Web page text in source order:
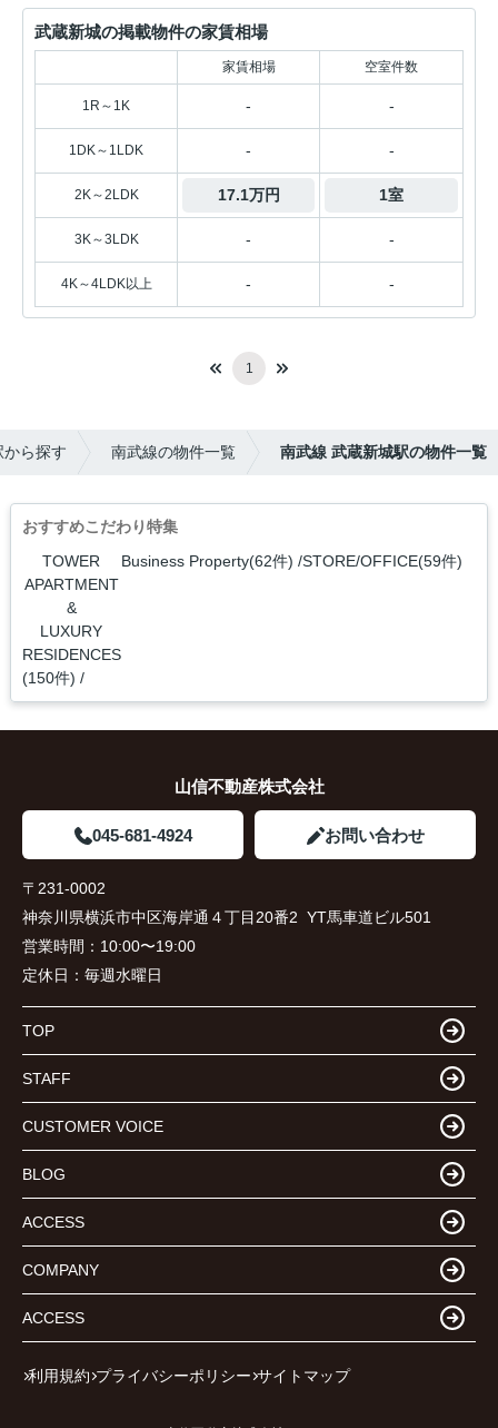
武蔵新城の掲載物件の家賃相場
家賃相場 空室件数
1R～1K - -
1DK～1LDK - -
2K～2LDK 17.1万円 1室
3K～3LDK - -
4K～4LDK以上 - -
1
ら探す 南武線の物件一覧 南武線 武蔵新城駅の物件一覧
おすすめこだわり特集
TOWER
APARTMENT
&
LUXURY
RESIDENCES
(150件)
Business Property(62件) STORE/OFFICE(59件)
山信不動産株式会社
045-681-4924 お問い合わせ
〒231-0002
神奈川県横浜市中区海岸通４丁目20番2 YT馬車道ビル501
営業時間： 10:00〜19:00
定休日： 毎週水曜日
TOP
STAFF
CUSTOMER VOICE
BLOG
ACCESS
COMPANY
ACCESS
利用規約 プライバシーポリシー サイトマップ